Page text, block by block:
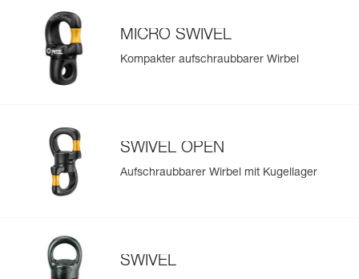
MICRO SWIVEL
Kompakter aufschraubbarer Wirbel
SWIVEL OPEN
Aufschraubbarer Wirbel mit Kugellager
SWIVEL